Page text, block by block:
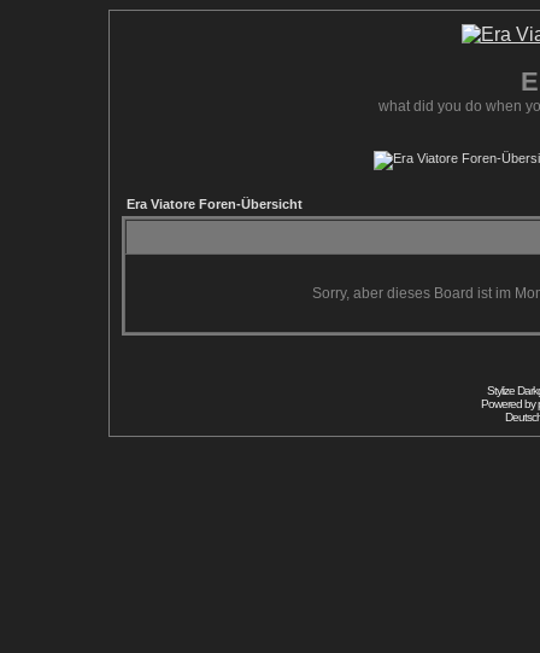
what did you do when
Era Viatore Foren-Übersicht
Sorry, aber dieses Board ist im
Stylize
Powered by